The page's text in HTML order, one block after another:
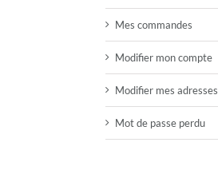
Mes commandes
Modifier mon compte
Modifier mes adresses
Mot de passe perdu